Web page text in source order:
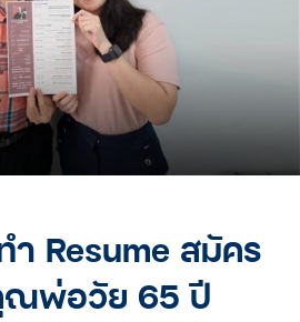
ำ Resume สมัคร
ณพ่อวัย 65 ปี